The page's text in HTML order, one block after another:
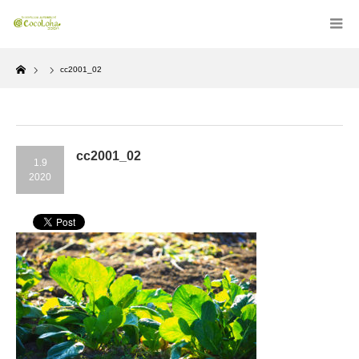
Home
cc2001_02
1.9
2020
cc2001_02